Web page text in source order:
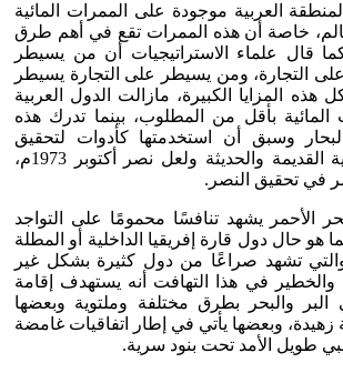
العربية موجودة على الممرات المائية
خاصة أن هذه الممرات تقع في أهم طرق
وكما قال علماء الاستراتيجيات أن من يسيطر
التجارة، ومن يسيطر على التجارة يسيطر
هذه المزايا الكبيرة، مازالت الدول العربية
المائية بأقل من المطلوب، بينما تدرك هذه
وسبق أن استخدمتها كأدوات لتحقيق
الانتصارات العسكرية القديمة والحديثة ولعل نصر أكتوبر 1973م،
في تحقيق النصر.
الأحمر يشهد تنافسًا محمومًا على التواجد
هو حال دول قارة إفريقيا الداخلية أو المطلة
تشهد صراعًا من دول كثيرة بشكل غير
والخطير في هذا التهافت أنه يستهدف إقامة
والبحر بطرق مختلفة وملتوية وبعضها
زهيدة، وبعضها يأتي في إطار اتفاقيات غامضة
طويل الأمد تحت بنود سرية.